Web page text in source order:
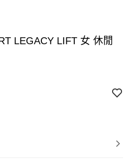
LEGACY LIFT 女 休閒